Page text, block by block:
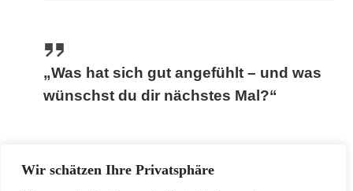
Wir schätzen Ihre Privatsphäre
„Was hat sich gut angefühlt – und was
wünschst du dir nächstes Mal?“